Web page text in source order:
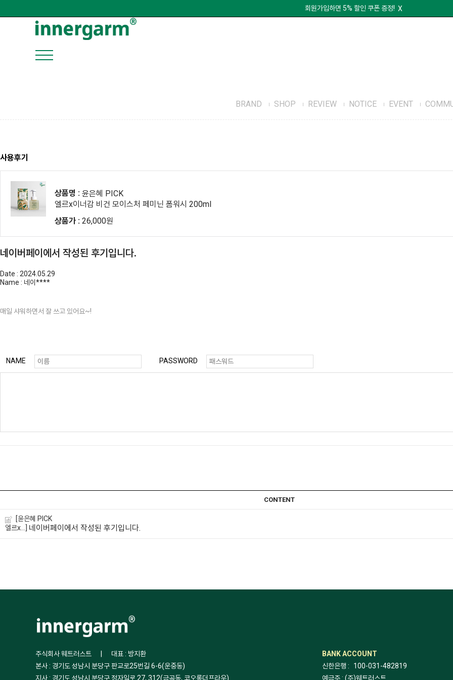
앱 신규 설치 시 10% 할인 쿠폰 증정! X
BRAND SHOP REVIEW NOTICE EVENT
사용후기
상품명 : 윤은혜 PICK
엘르x이너감 비건 모이스처 페미닌 폼워시 200ml
상품가 : 26,000원
네이버페이에서 작성된 후기입니다.
Date : 2024.05.29
Name : 네이****
매일 샤워하면서 잘 쓰고 있어요~!
NAME PASSWORD
CONTENT
[윤은혜 PICK
엘르x...] 네이버페이에서 작성된 후기입니다.
주식회사 웨트러스트
대표 : 방지환
본사 : 경기도 성남시 분당구 판교로25번길 6-6(운중동)
지사 : 경기도 성남시 분당구 정자일로 27, 312(금곡동, 코오롱더프라우)
BANK ACCOUNT
신한은행 :
100-031-482819
예금주 : (주)웨트러스트